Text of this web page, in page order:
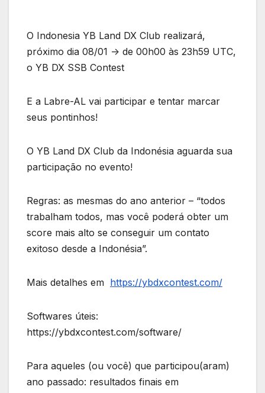
O Indonesia YB Land DX Club realizará,
próximo dia 08/01 -> de 00h00 às 23h59 UTC,
o YB DX SSB Contest
E a Labre-AL vai participar e tentar marcar
seus pontinhos!
O YB Land DX Club da Indonésia aguarda sua
participação no evento!
Regras: as mesmas do ano anterior – “todos
trabalham todos, mas você poderá obter um
score mais alto se conseguir um contato
exitoso desde a Indonésia”.
Mais detalhes em https://ybdxcontest.com/
Softwares úteis:
https://ybdxcontest.com/software/
Para aqueles (ou você) que participou(aram)
ano passado: resultados finais em